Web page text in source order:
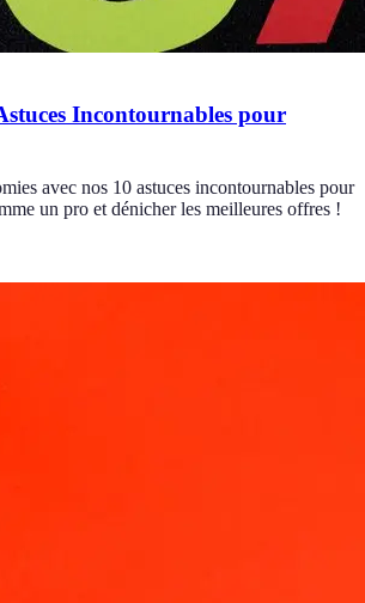
Incontournables pour
avec nos 10 astuces incontournables pour
un pro et dénicher les meilleures offres !